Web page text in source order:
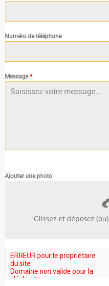
Numéro de téléphone
Message*
Ajouter une photo
Glissez et déposez (ou)